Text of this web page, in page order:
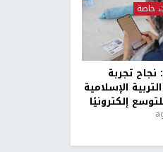
خاصة
نجاح تجربة
الإسلامية
إلكترونيًا